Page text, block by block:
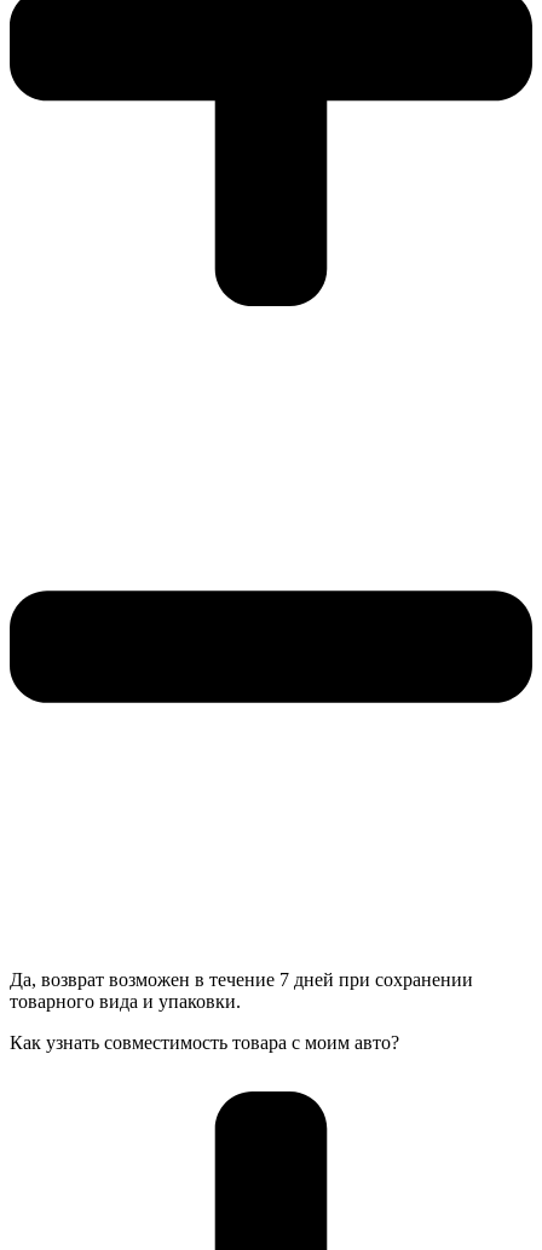
Да, возврат возможен в течение 7 дней при сохранении
товарного вида и упаковки.
Как узнать совместимость товара с моим авто?